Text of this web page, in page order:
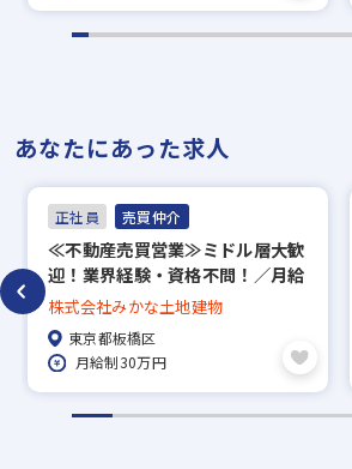
あなたにあった求人
正社員 売買仲介
≪不動産売買営業≫ミドル層大歓
迎！業界経験・資格不問！／月給
30万円～／完全週休2日制・年休
120日
株式会社みかな土地建物
東京都板橋区
月給制30万円